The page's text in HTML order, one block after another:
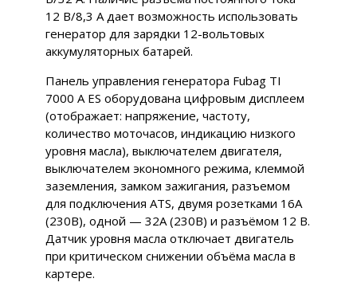
12 В/8,3 А дает возможность использовать
генератор для зарядки 12-вольтовых
аккумуляторных батарей.
Панель управления генератора Fubag TI
7000 A ES оборудована цифровым дисплеем
(отображает: напряжение, частоту,
количество моточасов, индикацию низкого
уровня масла), выключателем двигателя,
выключателем экономного режима, клеммой
заземления, замком зажигания, разъемом
для подключения ATS, двумя розетками 16А
(230В), одной — 32А (230В) и разъёмом 12 В.
Датчик уровня масла отключает двигатель
при критическом снижении объёма масла в
картере.